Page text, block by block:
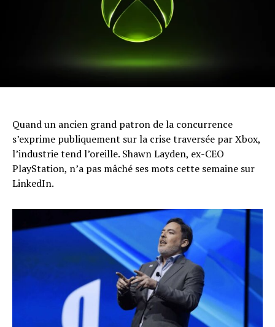
Quand un ancien grand patron de la concurrence
s’exprime publiquement sur la crise traversée par Xbox,
l’industrie tend l’oreille. Shawn Layden, ex-CEO
PlayStation, n’a pas mâché ses mots cette semaine sur
LinkedIn.